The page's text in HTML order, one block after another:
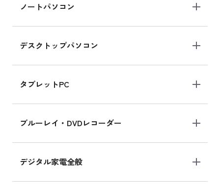
ノートパソコン
デスクトップパソコン
タブレットPC
ブルーレイ・DVDレコーダー
デジタル家電全般
ら
iPad mini シリーズ 2024
iPad mini 8.3インチ の新品買取価格
iPhone 16 シリーズ
iPhone 16 の新品買取価格
iPad Air 11インチ シリーズ
iPad Air 11インチ の新品買取価格